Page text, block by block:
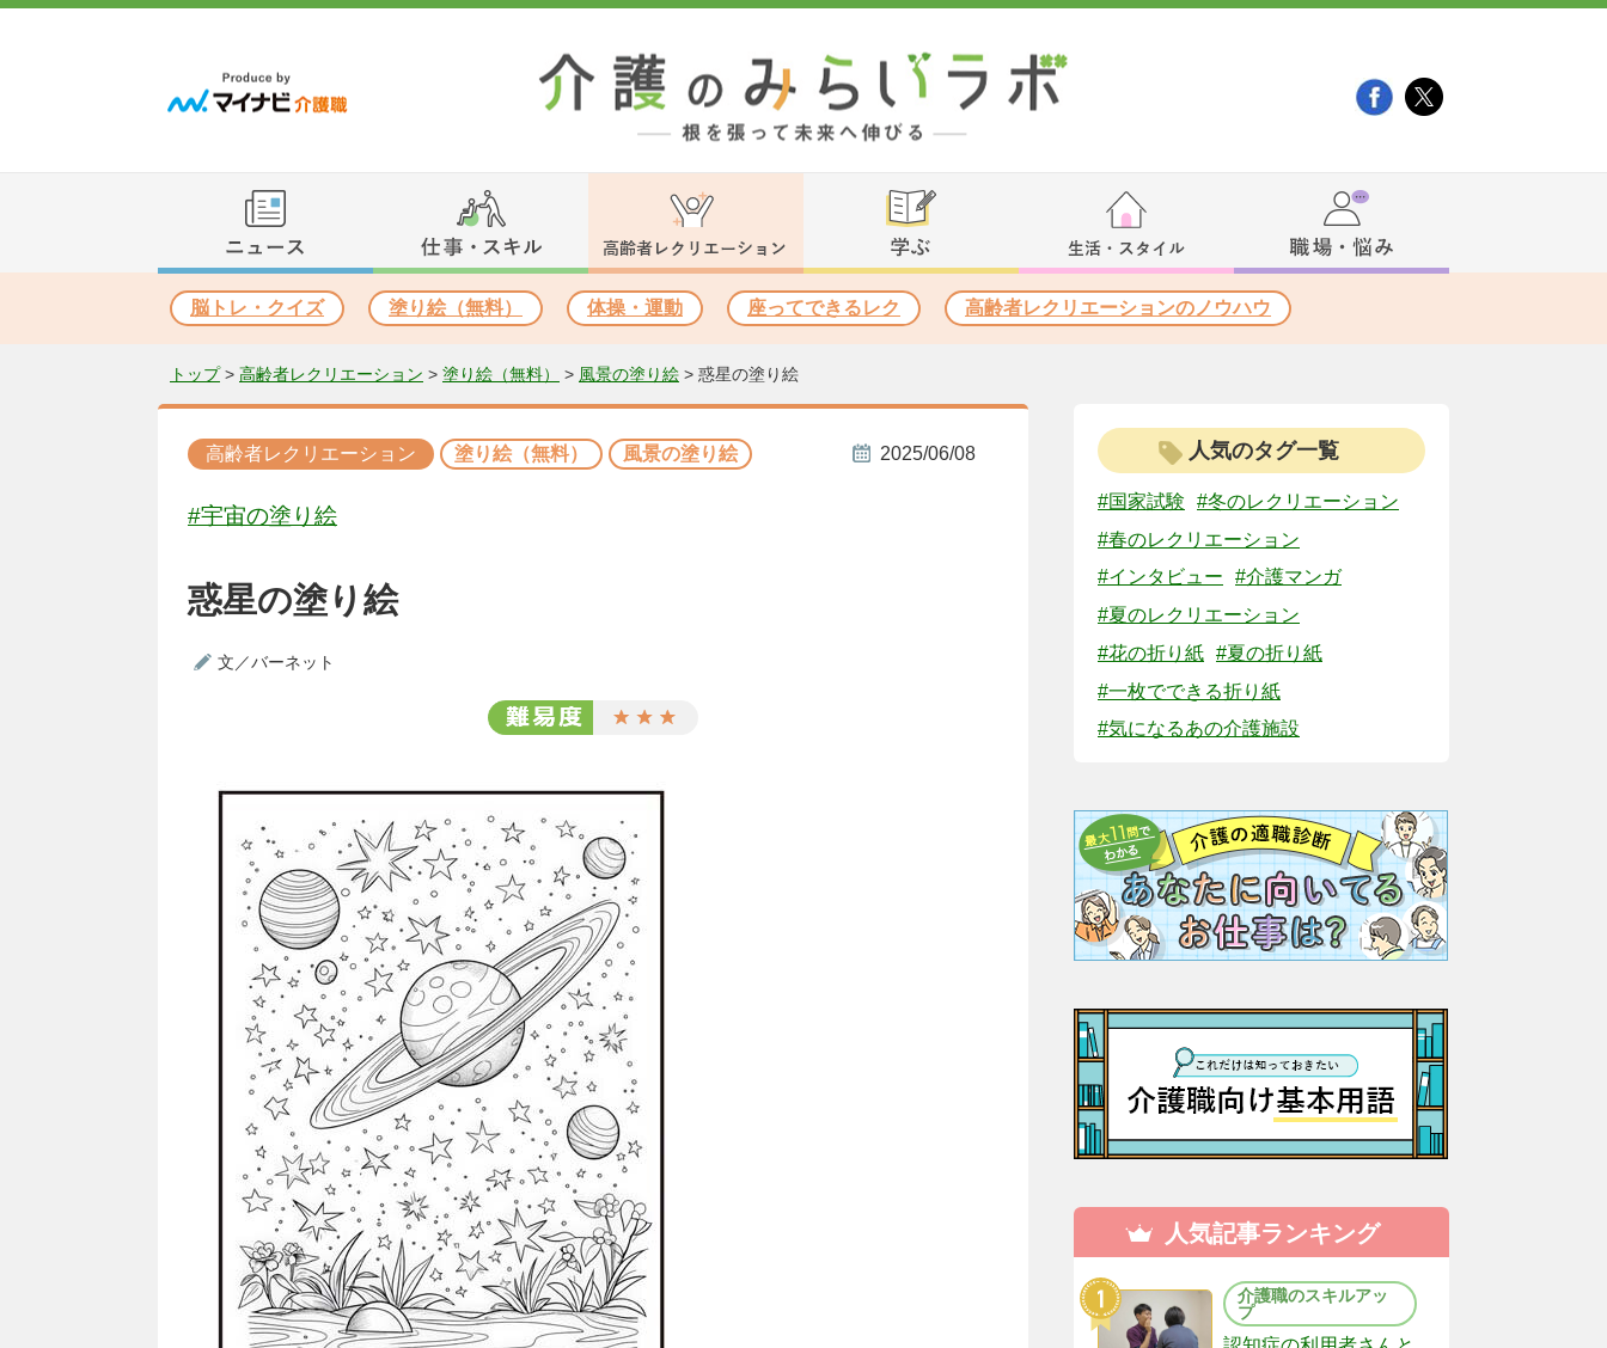
脳トレ・クイズ 塗り絵（無料） 体操・運動 座ってできるレク 高齢者レクリエーションのノウハウ
トップ> 高齢者レクリエーション > 塗り絵（無料） > 風景の塗り絵 > 惑星の塗り絵
高齢者レクリエーション 塗り絵（無料） 風景の塗り絵 2025/06/08
#宇宙の塗り絵
惑星の塗り絵
文／バーネット
人気のタグ一覧
#国家試験
#冬のレクリエーション
#春のレクリエーション
#インタビュー
#介護マンガ
#夏のレクリエーション
#花の折り紙 #夏の折り紙
#一枚でできる折り紙
#気になるあの介護施設
人気記事ランキング
介護職のスキルアッ
プ